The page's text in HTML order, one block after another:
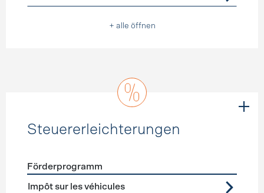
+ alle öffnen
Steuererleichterungen
Förderprogramme Steuererleichterungen
Förderprogramm
Impôt sur les véhicules